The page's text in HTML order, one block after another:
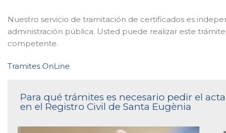
Nuestro servicio de tramitación de certificados es
administración pública. Usted puede realizar este
competente.
Tramites OnLine
Para qué trámites es necesario pedir el
en el Registro Civil de Santa Eugènia